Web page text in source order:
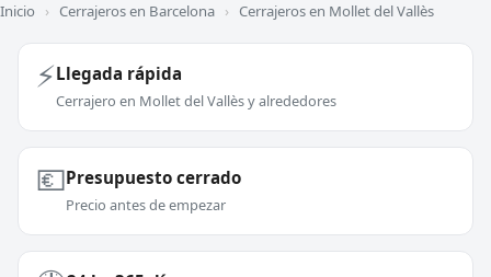
Inicio › Cerrajeros en Barcelona › Cerrajeros en Mollet del Vallès
⚡Llegada rápida
Cerrajero en Mollet del Vallès y alrededores
💶Presupuesto cerrado
Precio antes de empezar